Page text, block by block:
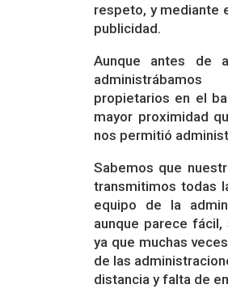
respeto, y mediante
publicidad.
Aunque antes de
propietarios en el
mayor proximidad
nos permitió
Sabemos que
transmitimos todas
equipo de la
aunque parece
ya que muchas
de las
distancia y falta de